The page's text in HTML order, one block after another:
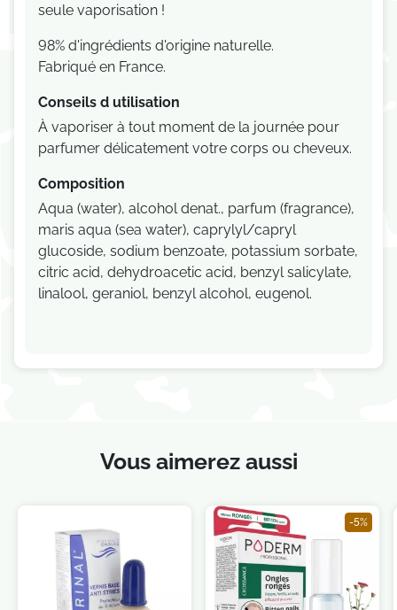
seule vaporisation !
98% d'ingrédients d'origine naturelle.
Fabriqué en France.
Conseils d utilisation
À vaporiser à tout moment de la journée pour
parfumer délicatement votre corps ou cheveux.
Composition
Aqua (water), alcohol denat., parfum (fragrance),
maris aqua (sea water), caprylyl/capryl
glucoside, sodium benzoate, potassium sorbate,
citric acid, dehydroacetic acid, benzyl salicylate,
linalool, geraniol, benzyl alcohol, eugenol.
Vous aimerez aussi
-5%